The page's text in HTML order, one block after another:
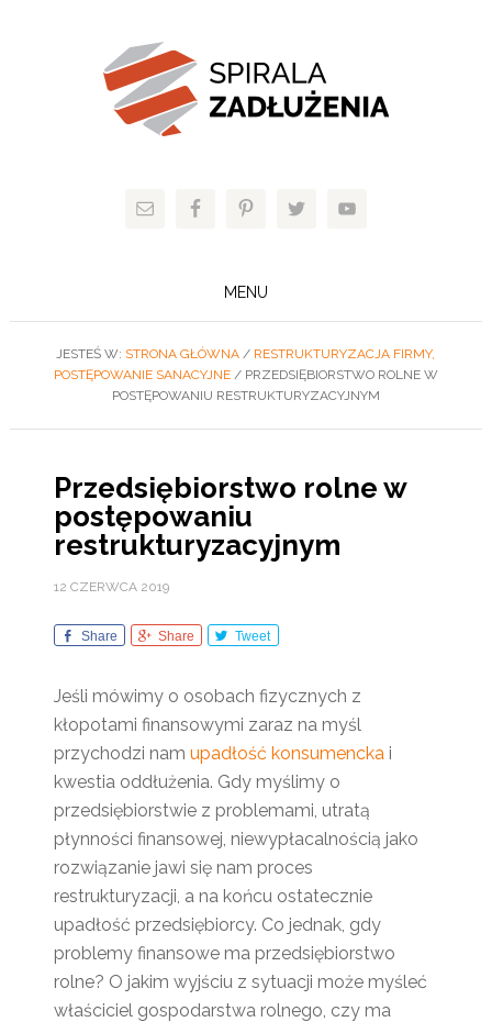
MENU
JESTEŚ W: STRONA GŁÓWNA / RESTRUKTURYZACJA FIRMY,
POSTĘPOWANIE SANACYJNE /PRZEDSIĘBIORSTWO ROLNE W
POSTĘPOWANIU RESTRUKTURYZACYJNYM
Przedsiębiorstwo rolne w
postępowaniu
restrukturyzacyjnym
12 CZERWCA 2019
Share Share Tweet
Jeśli mówimy o osobach fizycznych z
kłopotami finansowymi zaraz na myśl
przychodzi nam upadłość konsumenckai
kwestia oddłużenia. Gdy myślimy o
przedsiębiorstwie z problemami, utratą
płynności finansowej, niewypłacalnością jako
rozwiązanie jawi się nam proces
restrukturyzacji, a na końcu ostatecznie
upadłość przedsiębiorcy. Co jednak, gdy
problemy finansowe ma przedsiębiorstwo
rolne? O jakim wyjściu z sytuacji może myśleć
właściciel gospodarstwa rolnego, czy ma